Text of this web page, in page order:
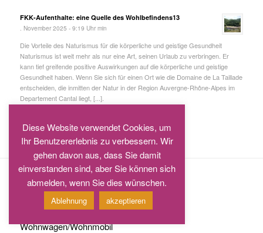
FKK-Aufenthalte: eine Quelle des Wohlbefindens13
. November 2025 - 9:19 Uhr min
Die Vorteile des Naturismus für die körperliche und geistige Gesundheit
Naturismus ist weit mehr als nur eine Art, seinen Urlaub zu verbringen. Er
kann tief greifende positive Auswirkungen auf die körperliche und geistige
Gesundheit haben. Wenn Sie sich für einen Ort wie die Domaine de La Taillade
entscheiden, die inmitten der Natur in der Region Auvergne-Rhône-Alpes im
Departement Cantal liegt, [...].
Standorte
Wohnwagen/Wohnmobil
Diese Website verwendet Cookies, um
Ihr Benutzererlebnis zu verbessern. Wir
gehen davon aus, dass Sie damit
einverstanden sind, aber Sie können sich
abmelden, wenn Sie dies wünschen.
Ablehnung akzeptieren